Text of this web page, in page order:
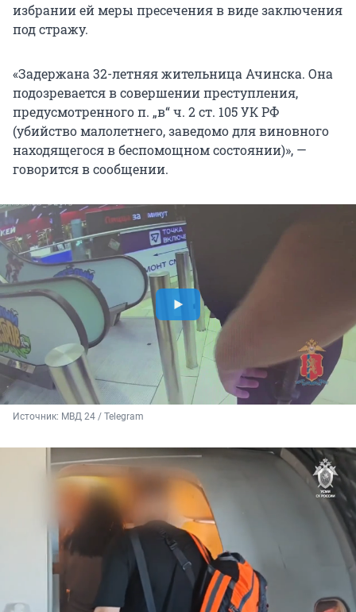
избрании ей меры пресечения в виде заключения
под стражу.
«Задержана 32-летняя жительница Ачинска. Она
подозревается в совершении преступления,
предусмотренного п. „в“ ч. 2 ст. 105 УК РФ
(убийство малолетнего, заведомо для виновного
находящегося в беспомощном состоянии)», —
говорится в сообщении.
Источник: МВД 24 / Telegram